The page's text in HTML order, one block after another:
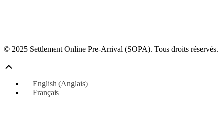
© 2025 Settlement Online Pre-Arrival (SOPA). Tous droits réservés.
le
haut
English (Anglais)
Français